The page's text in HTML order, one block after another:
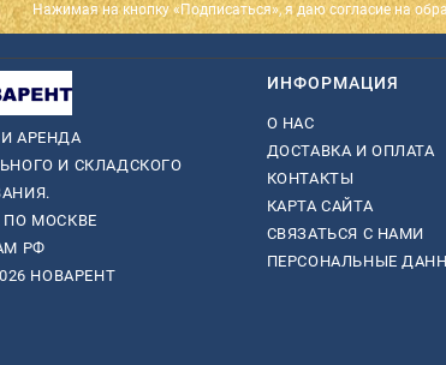
Нажимая на кнопку «Подписаться», я даю cогласие на
АРЕНДА
И СКЛАДСКОГО
ПО МОСКВЕ
РФ
НОВАРЕНТ
ИНФОРМАЦИЯ
О НАС
ДОСТАВКА И ОПЛАТА
КОНТАКТЫ
КАРТА САЙТА
СВЯЗАТЬСЯ С НАМИ
ПЕРСОНАЛЬНЫЕ